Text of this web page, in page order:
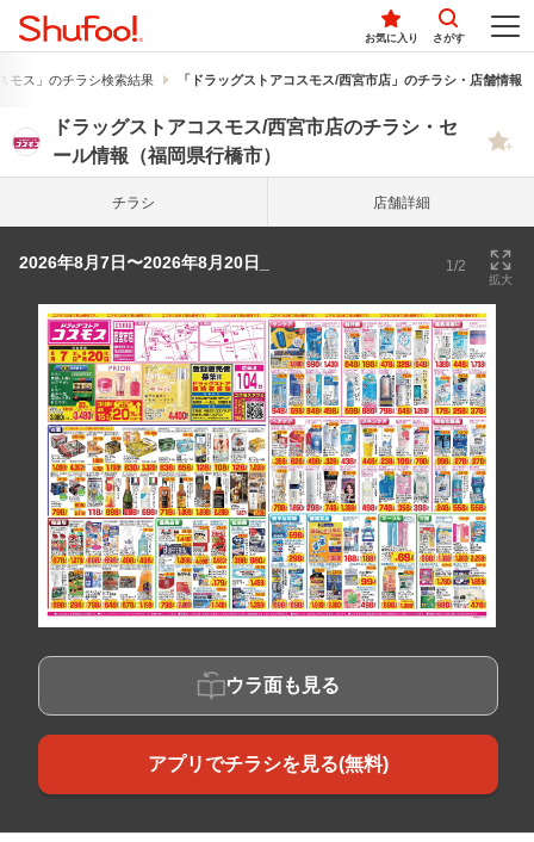
お気に入り さがす
モス」のチラシ検索結果 「ドラッグストアコスモス/西宮市店」のチラシ・店舗情報
ドラッグストアコスモス/西宮市店のチラシ・セ
ール情報（福岡県行橋市）
チラシ 店舗詳細
2026年8月7日〜2026年8月20日_ 1/2
拡大
ウラ面も見る
アプリでチラシを見る(無料)